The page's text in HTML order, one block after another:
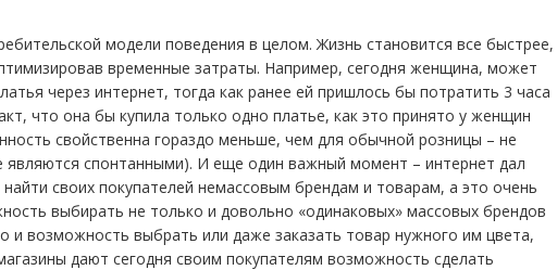
модели поведения в целом. Жизнь становится все быстрее,
временные затраты. Например, сегодня женщина, может
через интернет, тогда как ранее ей пришлось бы потратить 3 часа
что она бы купила только одно платье, как это принято у женщин
свойственна гораздо меньше, чем для обычной розницы – не
являются спонтанными). И еще один важный момент – интернет дал
своих покупателей немассовым брендам и товарам, а это очень
выбирать не только и довольно «одинаковых» массовых брендов
и возможность выбрать или даже заказать товар нужного им цвета,
дают сегодня своим покупателям возможность сделать